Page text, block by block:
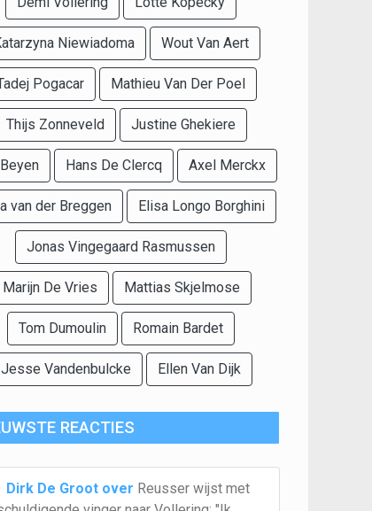
Niewiadoma Wout Van Aert
Pogacar Mathieu Van Der Poel
Thijs Zonneveld Justine Ghekiere
Hans De Clercq Axel Merckx
van der Breggen Elisa Longo Borghini
Jonas Vingegaard Rasmussen
Marijn De Vries Mattias Skjelmose
Tom Dumoulin Romain Bardet
Jesse Vandenbulcke Ellen Van Dijk
REACTIES
Dirk De Groot over Reusser wijst met